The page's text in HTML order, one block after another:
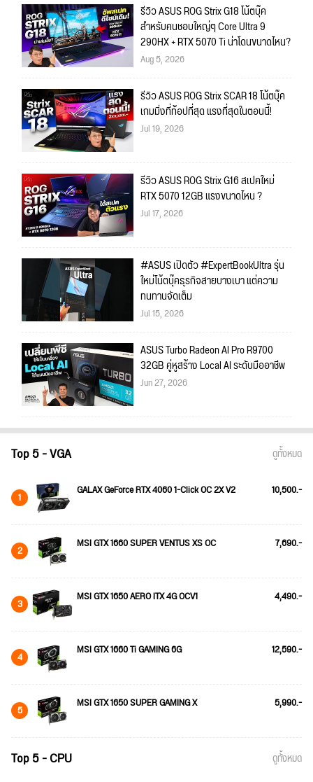
รีวิว ASUS ROG Strix G18 โน้ตบุ๊ค
สำหรับคนชอบใหญ่ๆ Core Ultra 9
290HX + RTX 5070 Ti น่าโดนขนาดไหน?
Aug 5, 2026
รีวิว ASUS ROG Strix SCAR 18 โน้ตบุ๊ค
เกมมิ่งที่ท้อปที่สุด แรงที่สุดในตอนนี้!
Jul 19, 2026
รีวิว ASUS ROG Strix G16 สเปคใหม่
RTX 5070 12GB แรงขนาดไหน ?
Jul 17, 2026
#ASUS เปิดตัว #ExpertBookUltra รุ่น
ใหม่โน้ตบุ๊คธุรกิจสายบางเบา แต่ความ
ทนทานจัดเต็ม
Jul 15, 2026
ASUS Turbo Radeon AI Pro R9700
32GB คู่หูสร้าง Local AI ระดับมืออาชีพ
Jun 27, 2026
Top 5 - VGA ดูทั้งหมด
1 GALAX GeForce RTX 4060 1-Click OC 2X V2 10,500.-
2 MSI GTX 1660 SUPER VENTUS XS OC 7,690.-
3 MSI GTX 1650 AERO ITX 4G OCV1 4,490.-
4 MSI GTX 1660 Ti GAMING 6G 12,590.-
5 MSI GTX 1650 SUPER GAMING X 5,990.-
Top 5 - CPU ดูทั้งหมด